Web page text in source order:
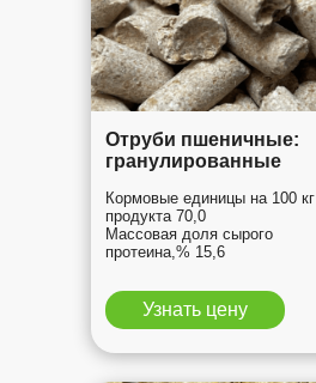
Отруби пшеничные:
гранулированные
Кормовые единицы на 100 кг
продукта 70,0
Массовая доля сырого
протеина,% 15,6
Узнать цену